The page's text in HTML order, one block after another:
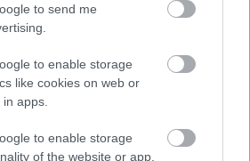
to send me
to enable storage
like cookies on web or
apps.
to enable storage
of the website or app.
hogy nem volt megfelelő lufi a